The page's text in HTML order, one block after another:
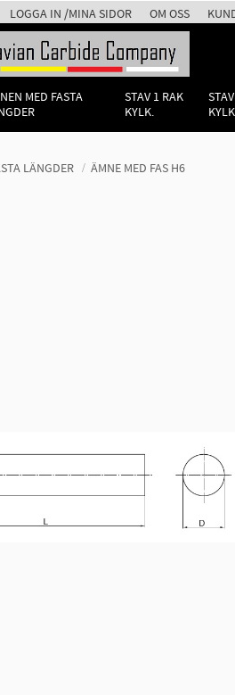
LOGGA IN /MINA SIDOR OM OSS
MED FASTA
STAV 1 RAK
KYLK.
LÄNGDER ÄMNE MED FAS H6